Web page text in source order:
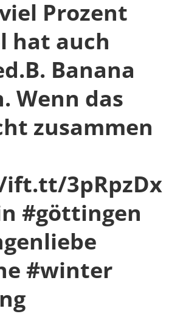
Prozent
hat auch
Banana
Wenn das
zusammen
3pRpzDx
#göttingen
#winter